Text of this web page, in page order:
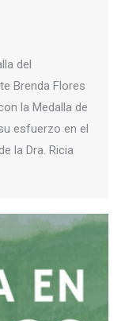
del
Brenda Flores
la Medalla de
esfuerzo en el
la Dra. Ricia